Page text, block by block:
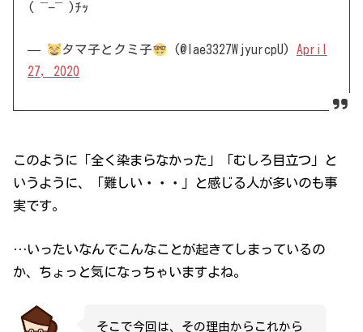
( ¯−¯ )ﾁｯ
— タマ子とクミ子 (@Iae3327WjyurcpU) April
27, 2020
このように「全く染まらなかった」「むしろ目立つ」と
いうように、「難しい・・・」と感じる人が多いのも事
実です。
…いったいなんでこんなことが起きてしまっているの
か、ちょっと気になっちゃいますよね。
そこで今回は、その理由からこれから